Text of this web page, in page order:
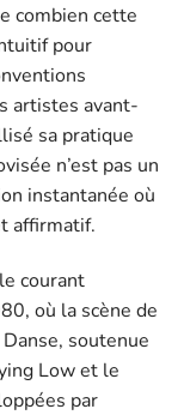
combien cette
pour
artistes avant-
sa pratique
n’est pas un
instantanée où
affirmatif.
courant
où la scène de
soutenue
Low et le
par